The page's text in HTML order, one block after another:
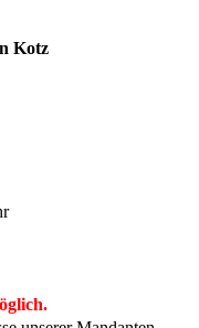
Kotz